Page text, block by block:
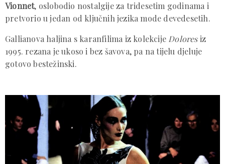
Vionnet, oslobodio nostalgije za tridesetim godinama i
pretvorio u jedan od ključnih jezika mode devedesetih.
Gallianova haljina s karanfilima iz kolekcije Doloresiz
1995. rezana je ukoso i bez šavova, pa na tijelu djeluje
gotovo bestežinski.